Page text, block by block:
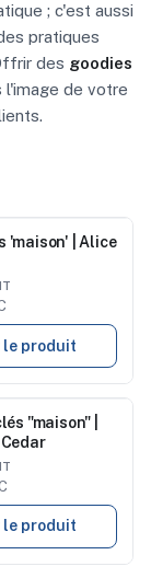
; c'est aussi
pratiques
des goodies
l'image de votre
'maison' | Alice
le produit
"maison" |
Cedar
le produit